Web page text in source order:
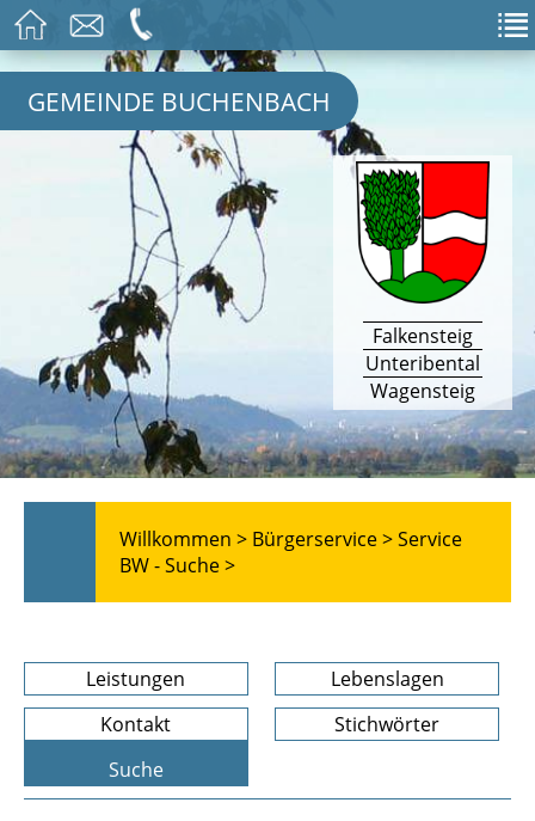
GEMEINDE BUCHENBACH
Falkensteig
Unteribental
Wagensteig
Willkommen > Bürgerservice >Service
BW - Suche >
Leistungen
Lebenslagen
Kontakt
Stichwörter
Suche